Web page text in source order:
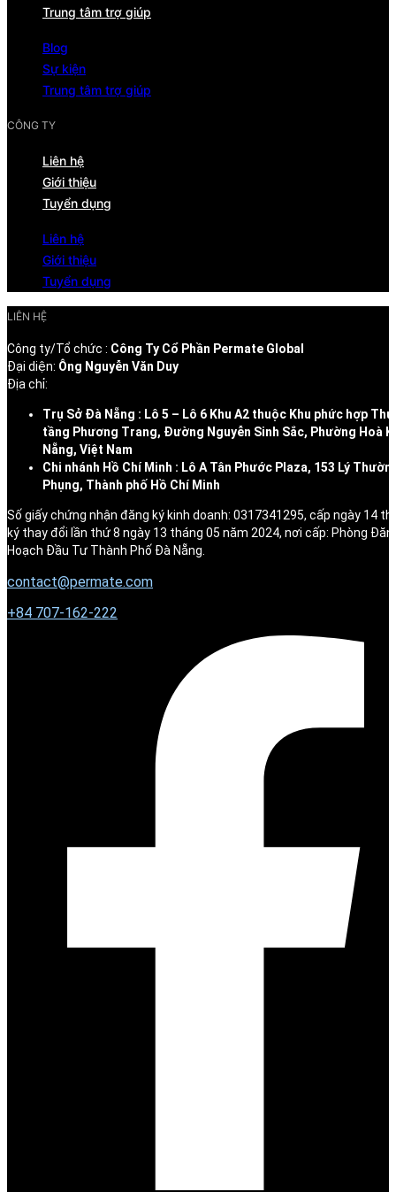
Trung tâm trợ giúp
Blog
Sự kiện
Trung tâm trợ giúp
CÔNG TY
Liên hệ
Giới thiệu
Tuyển dụng
Liên hệ
Giới thiệu
Tuyển dụng
LIÊN HỆ
Công ty/Tổ chức : Công Ty Cổ Phần Permate Global
Đại diện: Ông Nguyễn Văn Duy
Địa chỉ:
Trụ Sở Đà Nẵng : Lô 5 – Lô 6 Khu A2 thuộc Khu phức hợp
tầng Phương Trang, Đường Nguyễn Sinh Sắc, Phường Hoà
Nẵng, Việt Nam
Chi nhánh Hồ Chí Minh : Lô A Tân Phước Plaza, 153 Lý
Phụng, Thành phố Hồ Chí Minh
Số giấy chứng nhận đăng ký kinh doanh: 0317341295, cấp ngày 14
ký thay đổi lần thứ 8 ngày 13 tháng 05 năm 2024, nơi cấp: Phòng
Hoạch Đầu Tư Thành Phố Đà Nẵng.
contact@permate.com
+84 707-162-222